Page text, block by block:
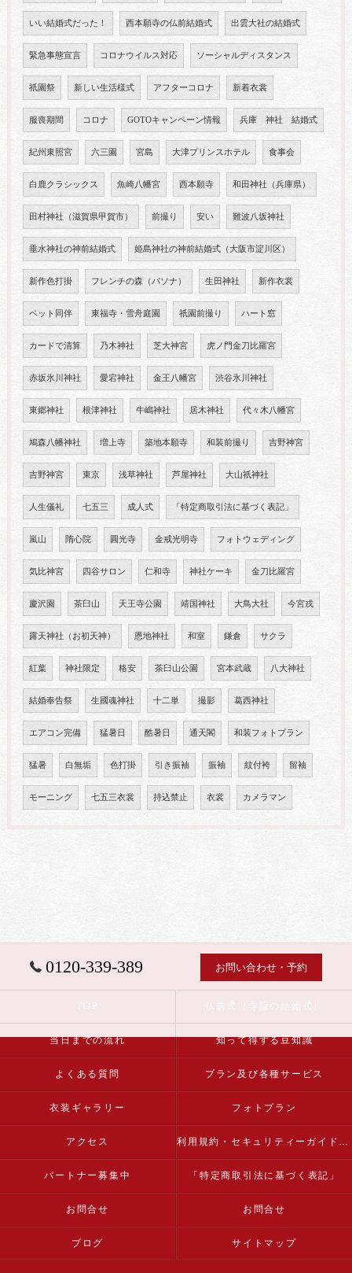
いい結婚式だった！ 西本願寺の仏前結婚式 出雲大社の結婚式
緊急事態宣言 コロナウイルス対応 ソーシャルディスタンス
祇園祭 新しい生活様式 アフターコロナ 新着衣裳
服喪期間 コロナ GOTOキャンペーン情報 兵庫 神社 結婚式
紀州東照宮 六三園 宮島 大津プリンスホテル 食事会
白鹿クラシックス 魚崎八幡宮 西本願寺 和田神社（兵庫県）
田村神社（滋賀県甲賀市） 前撮り 安い 難波八坂神社
垂水神社の神前結婚式 姫島神社の神前結婚式（大阪市淀川区）
新作色打掛 フレンチの森（パソナ） 生田神社 新作衣裳
ペット同伴 東福寺・雪舟庭園 祇園前撮り ハート窓
カードで清算 乃木神社 芝大神宮 虎ノ門金刀比羅宮
赤坂氷川神社 愛宕神社 金王八幡宮 渋谷氷川神社
東郷神社 根津神社 牛嶋神社 居木神社 代々木八幡宮
鳩森八幡神社 増上寺 築地本願寺 和装前撮り 吉野神宮
吉野神宮 東京 浅草神社 芦屋神社 大山祇神社
人生儀礼 七五三 成人式 「特定商取引法に基づく表記」
嵐山 隋心院 圓光寺 金戒光明寺 フォトウェディング
気比神宮 四谷サロン 仁和寺 神社ケーキ 金刀比羅宮
慶沢園 茶臼山 天王寺公園 靖国神社 大鳥大社 今宮戎
露天神社（お初天神） 恩地神社 和室 鎌倉 サクラ
紅葉 神社限定 格安 茶臼山公園 宮本武蔵 八大神社
結婚奉告祭 生國魂神社 十二単 撮影 葛西神社
エアコン完備 猛暑日 酷暑日 通天閣 和装フォトプラン
猛暑 白無垢 色打掛 引き振袖 振袖 紋付袴 留袖
モーニング 七五三衣裳 持込禁止 衣裳 カメラマン
0120-339-389 お問い合わせ・予約
当日までの流れ 知って得する豆知識
よくある質問 プラン及び各種サービス
衣装ギャラリー フォトプラン
アクセス 利用規約・セキュリティーガイドライン
パートナー募集中 「特定商取引法に基づく表記」
お問合せ お問合せ
ブログ サイトマップ